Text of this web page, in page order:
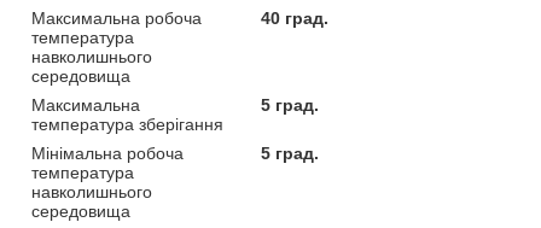
Максимальна робоча
температура
навколишнього
середовища
40 град.
Максимальна
температура зберігання
5 град.
Мінімальна робоча
температура
навколишнього
середовища
5 град.